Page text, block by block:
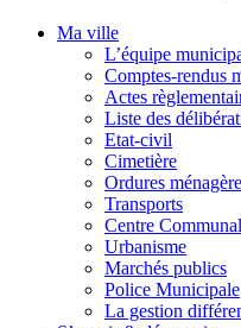
Ma ville
L’équipe
Comptes-rendus
Actes
Liste des
Etat-civil
Cimetière
Ordures
Transports
Centre
Urbanisme
Marchés publics
Police Municipale
La gestion